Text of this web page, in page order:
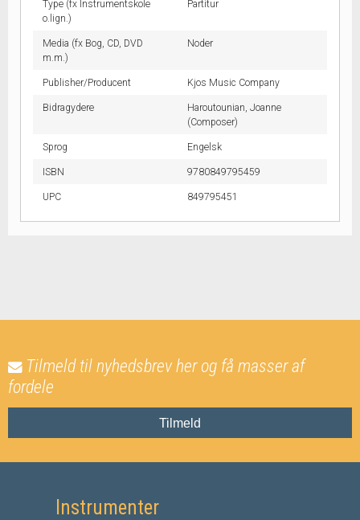
Type (fx Instrumentskole
o.lign.)
Partitur
Media (fx Bog, CD, DVD
m.m.)
Noder
Publisher/Producent Kjos Music Company
Bidragydere
Haroutounian, Joanne
(Composer)
Sprog Engelsk
ISBN 9780849795459
UPC 849795451
Tilmeld til nyhedsbrev her og få masser af
fordele
Tilmeld
Instrumenter